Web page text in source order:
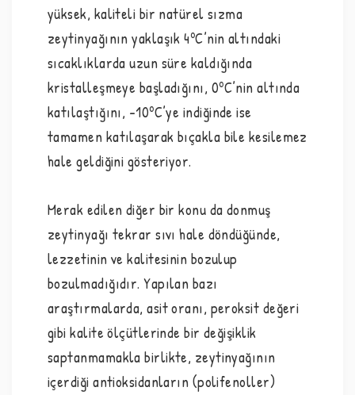
yüksek, kaliteli bir natürel sızma
zeytinyağının yaklaşık 4oC’nin altındaki
sıcaklıklarda uzun süre kaldığında
kristalleşmeye başladığını, 0oC’nin altında
katılaştığını, -10oC’ye indiğinde ise
tamamen katılaşarak bıçakla bile kesilemez
hale geldiğini gösteriyor.
Merak edilen diğer bir konu da donmuş
zeytinyağı tekrar sıvı hale döndüğünde,
lezzetinin ve kalitesinin bozulup
bozulmadığıdır. Yapılan bazı
araştırmalarda, asit oranı, peroksit değeri
gibi kalite ölçütlerinde bir değişiklik
saptanmamakla birlikte, zeytinyağının
içerdiği antioksidanların (polifenoller)